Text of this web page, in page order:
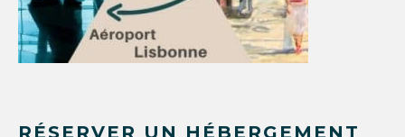
RÉSERVER UN HÉBERGEMENT